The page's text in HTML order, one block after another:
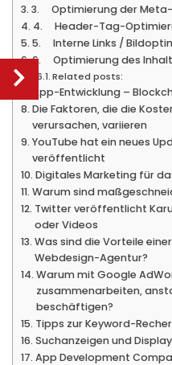
3. Optimierung der
4. Header-Tag-
5. Interne Links /
6. Optimierung des
Related posts:
App-Entwicklung –
Die Faktoren, die die
verursachen, variieren
YouTube hat ein neues
veröffentlicht
Digitales Marketing für
Warum sind
Twitter veröffentlicht
oder Videos
Was sind die Vorteile
Webdesign-Agentur?
Warum mit Google
zusammenarbeiten,
beschäftigen?
Tipps zur Keyword-
Suchanzeigen und
App Development